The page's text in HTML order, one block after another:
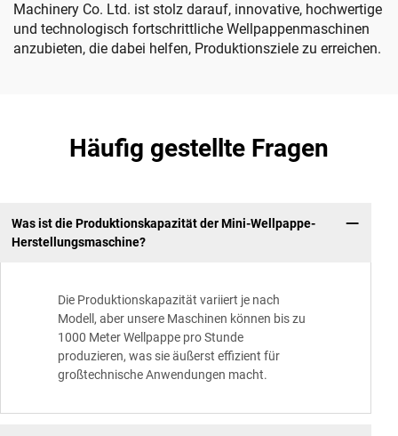
Machinery Co. Ltd. ist stolz darauf, innovative, hochwertige
und technologisch fortschrittliche Wellpappenmaschinen
anzubieten, die dabei helfen, Produktionsziele zu erreichen.
Häufig gestellte Fragen
Was ist die Produktionskapazität der Mini-Wellpappe-
Herstellungsmaschine?
Die Produktionskapazität variiert je nach
Modell, aber unsere Maschinen können bis zu
1000 Meter Wellpappe pro Stunde
produzieren, was sie äußerst effizient für
großtechnische Anwendungen macht.